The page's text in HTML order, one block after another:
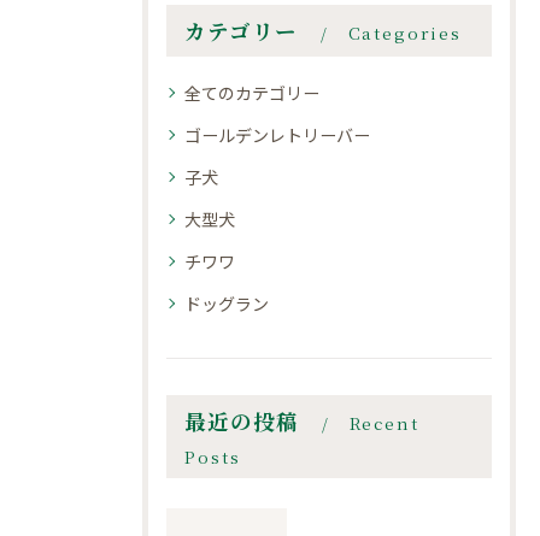
カテゴリー Categories
全てのカテゴリー
ゴールデンレトリーバー
子犬
大型犬
チワワ
ドッグラン
最近の投稿
Recent
Posts